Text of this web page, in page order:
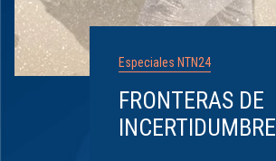
Especiales NTN24
FRONTERAS DE
INCERTIDUMBRE